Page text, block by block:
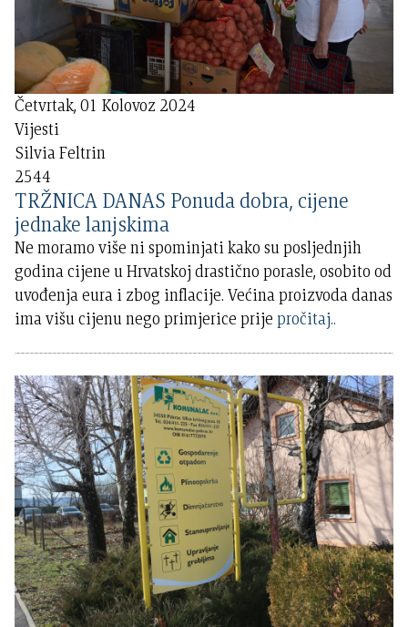
Četvrtak, 01 Kolovoz 2024
Vijesti
Silvia Feltrin
2544
TRŽNICA DANAS Ponuda dobra, cijene
jednake lanjskima
Ne moramo više ni spominjati kako su posljednjih
godina cijene u Hrvatskoj drastično porasle, osobito od
uvođenja eura i zbog inflacije. Većina proizvoda danas
ima višu cijenu nego primjerice prijepročitaj..